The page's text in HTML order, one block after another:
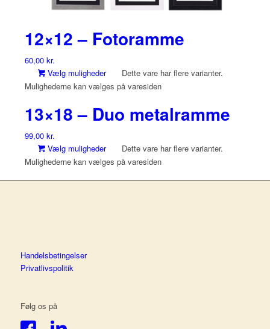
12×12 – Fotoramme
60,00 kr.
Vælg muligheder
Dette vare har flere varianter.
Mulighederne kan vælges på varesiden
13×18 – Duo metalramme
99,00 kr.
Vælg muligheder
Dette vare har flere varianter.
Mulighederne kan vælges på varesiden
Handelsbetingelser
Privatlivspolitik
Følg os på